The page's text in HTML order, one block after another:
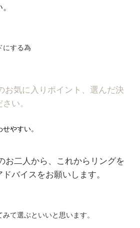
にする為
お気に入りポイント、選んだ決
い。
やすい。
お二人から、これからリングを
バイスをお願いします。
て選ぶといいと思います。